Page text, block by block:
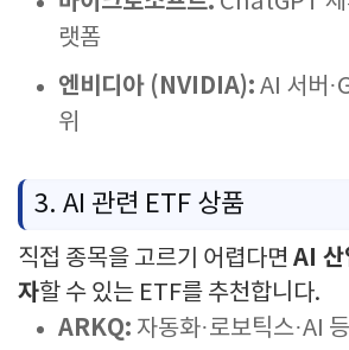
랫폼
엔비디아 (NVIDIA): AI 서버
위
3. AI 관련 ETF 상품
직접 종목을 고르기 어렵다면 AI 산
자할 수 있는 ETF를 추천합니다.
ARKQ: 자동화·로보틱스·AI